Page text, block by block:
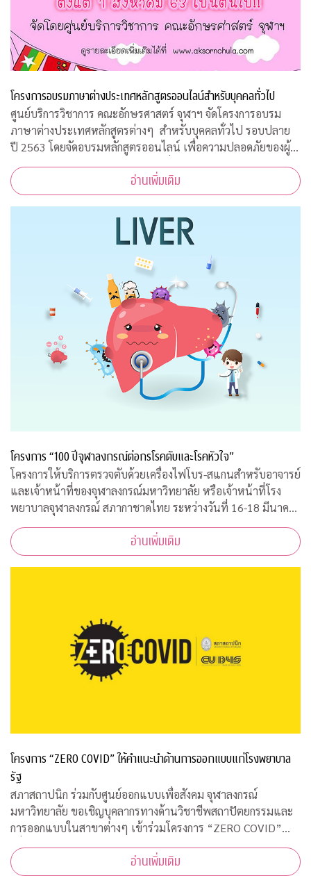
โครงการอบรมภาษาต่างประเทศหลักสูตรออนไลน์สำหรับบุคคลทั่วไป
ศูนย์บริการวิชาการ คณะอักษรศาสตร์ จุฬาฯ จัดโครงการอบรม
ภาษาต่างประเทศหลักสูตรต่างๆ สำหรับบุคคลทั่วไป รอบปลาย
ปี 2563 โดยจัดอบรมหลักสูตรออนไลน์ เพื่อความปลอดภัยของผู้
สอนและผู้เข้าร่วมการอบรมทุกคนเนื่องจากสถานการณ์โควิด-19
ทำให้ไม่สามารถจัดอบรมในห้องเรียนรูป
อ่านเพิ่มเติม
โครงการ “100 ปีจุฬาลงกรณ์ต่อกรโรคตับและโรคหัวใจ”
โครงการให้บริการตรวจตับด้วยเครื่องไฟโบร-สแกนสำหรับอาจารย์
และเจ้าหน้าที่ของจุฬาลงกรณ์มหาวิทยาลัย หรือเจ้าหน้าที่โรง
พยาบาลจุฬาลงกรณ์ สภากาชาดไทย ระหว่างวันที่ 16-18 มีนาคม
2563 เวลา 08.00-15.00 ณ ฝ่ายธนาคารเลือด ชั้น 3B อาคารภูมิสิ
ริมังคลานุสรณ์ รพ.จุฬาลงกรอ่านเพิ่มเติม
โครงการ “ZERO COVID” ให้คำแนะนำด้านการออกแบบแก่โรงพยาบาล
รัฐ
สภาสถาปนิก ร่วมกับศูนย์ออกแบบเพื่อสังคม จุฬาลงกรณ์
มหาวิทยาลัย ขอเชิญบุคลากรทางด้านวิชาชีพสถาปัตยกรรมและ
การออกแบบในสาขาต่างๆ เข้าร่วมโครงการ “ZERO COVID”
เพื่อให้ความช่วยเหลือด้านการออกแบบแก่โรงพยาบาลของรัฐ
พร้อมคำแนะนำการออกแบบสถานที่รองรับผู้ป่วยจากเชื้อ
อ่านเพิ่มเติม